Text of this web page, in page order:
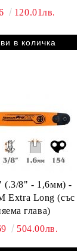
120.01лв.
8" - 1,6мм) -
Extra Long (със
глава)
504.00лв.